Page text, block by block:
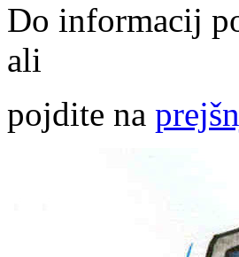
Do informacij
ali
pojdite na